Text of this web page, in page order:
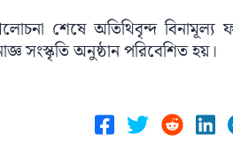
শেষে অতিথিবৃন্দ বিনামূল্য
অনুষ্ঠান পরিবেশিত হয়।